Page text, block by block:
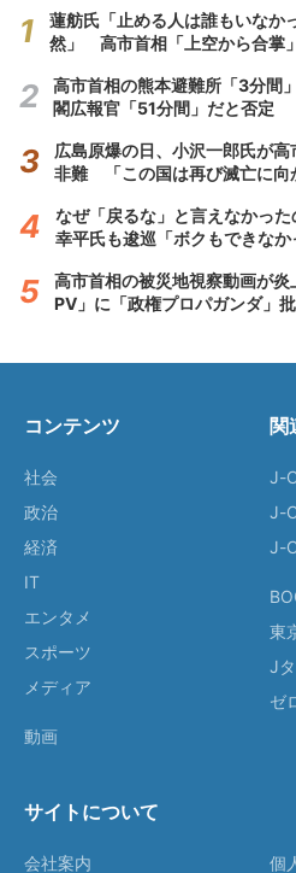
蓮舫氏「止める人は誰もいなか
然」 高市首相「上空から合掌
高市首相の熊本避難所「3分
閣広報官「51分間」だと否定
広島原爆の日、小沢一郎氏が
非難 「この国は再び滅亡に向
なぜ「戻るな」と言えなかっ
幸平氏も逡巡「ボクもできなか
高市首相の被災地視察動画が
PV」に「政権プロパガンダ」
コンテンツ
社会
政治
経済
IT
エンタメ
スポーツ
メディア
動画
関
J-
J-
J-
東
J
ゼ
サイトについて
会社案内 個